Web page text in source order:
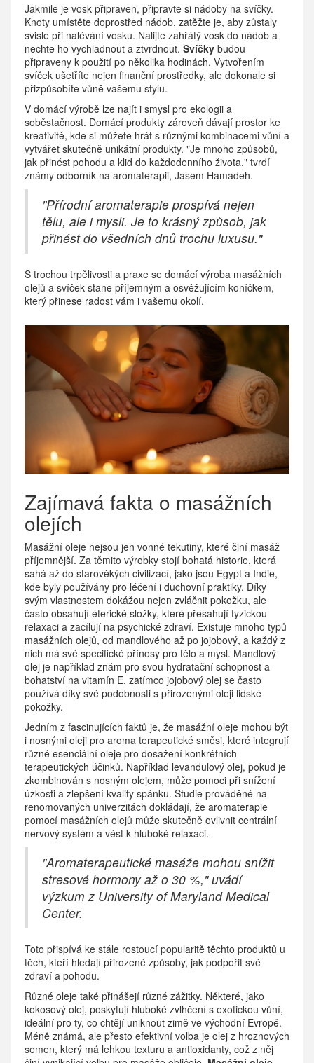
Jakmile je vosk připraven, připravte si nádoby na svíčky.
Knoty umístěte doprostřed nádob, zatěžte je, aby zůstaly
svisle při nalévání vosku. Nalijte zahřátý vosk do nádob a
nechte ho vychladnout a ztvrdnout. Svíčky budou
připraveny k použití po několika hodinách. Vytvořením
svíček ušetříte nejen finanční prostředky, ale dokonale si
přizpůsobíte vůně vašemu stylu.
V domácí výrobě lze najít i smysl pro ekologii a
soběstačnost. Domácí produkty zároveň dávají prostor ke
kreativitě, kde si můžete hrát s různými kombinacemi vůní a
vytvářet skutečně unikátní produkty. "Je mnoho způsobů,
jak přinést pohodu a klid do každodenního života," tvrdí
známy odborník na aromaterapii, Jasem Hamadeh.
"Přírodní aromaterapie prospívá nejen
tělu, ale i mysli. Je to krásný způsob, jak
přinést do všedních dnů trochu luxusu."
S trochou trpělivosti a praxe se domácí výroba masážních
olejů a svíček stane příjemným a osvěžujícím koníčkem,
který přinese radost vám i vašemu okolí.
Zajímavá fakta o masážních
olejích
Masážní oleje nejsou jen vonné tekutiny, které činí masáž
příjemnější. Za těmito výrobky stojí bohatá historie, která
sahá až do starověkých civilizací, jako jsou Egypt a Indie,
kde byly používány pro léčení i duchovní praktiky. Díky
svým vlastnostem dokážou nejen zvláčnit pokožku, ale
často obsahují éterické složky, které přesahují fyzickou
relaxaci a zacílují na psychické zdraví. Existuje mnoho typů
masážních olejů, od mandlového až po jojobový, a každý z
nich má své specifické přínosy pro tělo a mysl. Mandlový
olej je například znám pro svou hydratační schopnost a
bohatství na vitamín E, zatímco jojobový olej se často
používá díky své podobnosti s přirozenými oleji lidské
pokožky.
Jedním z fascinujících faktů je, že masážní oleje mohou být
i nosnými oleji pro aroma terapeutické směsi, které integrují
různé esenciální oleje pro dosažení konkrétních
terapeutických účinků. Například levandulový olej, pokud je
zkombinován s nosným olejem, může pomoci při snížení
úzkosti a zlepšení kvality spánku. Studie prováděné na
renomovaných univerzitách dokládají, že aromaterapie
pomocí masážních olejů může skutečně ovlivnit centrální
nervový systém a vést k hluboké relaxaci.
"Aromaterapeutické masáže mohou snížit
stresové hormony až o 30 %," uvádí
výzkum z University of Maryland Medical
Center.
Toto přispívá ke stále rostoucí popularitě těchto produktů u
těch, kteří hledají přirozené způsoby, jak podpořit své
zdraví a pohodu.
Různé oleje také přinášejí různé zážitky. Některé, jako
kokosový olej, poskytují hluboké zvlhčení s exotickou vůní,
ideální pro ty, co chtějí uniknout zimě ve východní Evropě.
Méně známá, ale přesto efektivní volba je olej z hroznových
semen, který má lehkou texturu a antioxidanty, což z něj